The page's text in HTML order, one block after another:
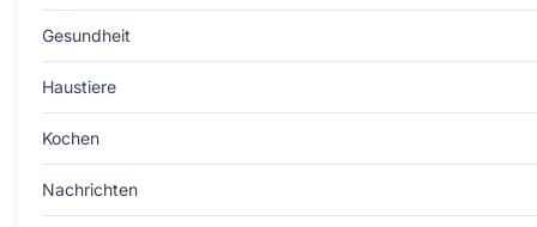
Gesundheit
Haustiere
Kochen
Nachrichten